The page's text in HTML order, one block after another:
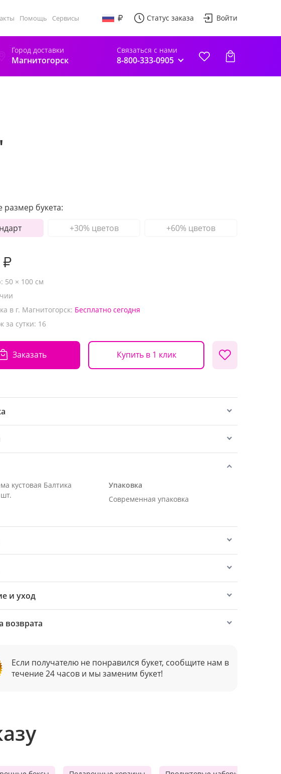
Помощь Сервисы Статус заказа Войти
Город доставки
Магнитогорск
Связаться с нами
8-800-333-0905
размер букета:
+30% цветов +60% цветов
₽
50 × 100 см
в г. Магнитогорск: Бесплатно сегодня
за сутки: 16
Заказать Купить в 1 клик
кустовая Балтика
Упаковка
Современная упаковка
и уход
возврата
Если получателю не понравился букет, сообщите нам в
течение 24 часов и мы заменим букет!